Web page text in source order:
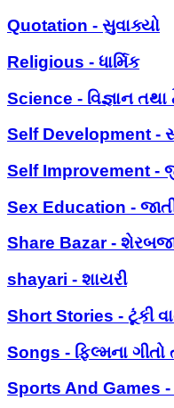
Quotation - સુવાક્યો
Religious - ધાર્મિક
Science - વિજ્ઞાન તથા
Self Development -
Self Improvement -
Sex Education -
Share Bazar -
shayari - શાયરી
Short Stories - ટૂંકી
Songs - ફિલ્મના ગીતો
Sports And Games